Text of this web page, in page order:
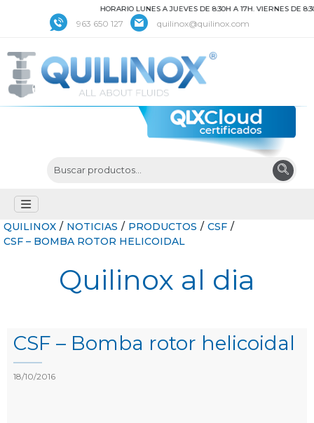
HORARIO LUNES A JUEVES DE 8:30H A 17H. VIERNES DE 8:30
963 650 127 quilinox@quilinox.com
QUILINOX / NOTICIAS / PRODUCTOS / CSF /
CSF – BOMBA ROTOR HELICOIDAL
Quilinox al dia
CSF – Bomba rotor helicoidal
18/10/2016